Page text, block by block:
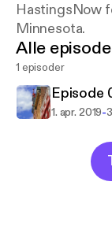
HastingsNow
Minnesota.
Alle
1 episoder
Episode
1. apr. 2019-